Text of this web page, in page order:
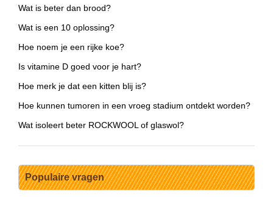
Wat is beter dan brood?
Wat is een 10 oplossing?
Hoe noem je een rijke koe?
Is vitamine D goed voor je hart?
Hoe merk je dat een kitten blij is?
Hoe kunnen tumoren in een vroeg stadium ontdekt worden?
Wat isoleert beter ROCKWOOL of glaswol?
Populaire vragen